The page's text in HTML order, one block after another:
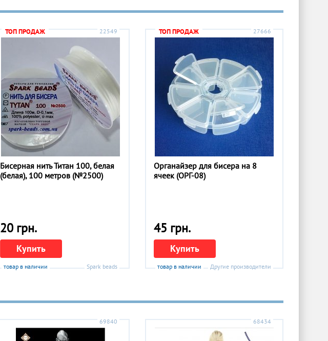
ТОП ПРОДАЖ 22549
Бисерная нить Титан 100, белая
(белая), 100 метров (№2500)
20 грн.
Купить
товар в наличии Spark beads
ТОП ПРОДАЖ 27666
Органайзер для бисера на 8
ячеек (ОРГ-08)
45 грн.
Купить
товар в наличии Другие производители
69840 68434